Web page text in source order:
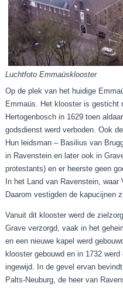
Luchtfoto Emmaüsklooster
Op de plek van het huidige
Emmaüs. Het klooster is gesticht
Hertogenbosch in 1629 toen
godsdienst werd verboden. Ook
Hun leidsman – Basilius van
in Ravenstein en later ook in
protestants) en er heerste geen
In het Land van Ravenstein,
Daarom vestigden de kapucijnen
Vanuit dit klooster werd de
Grave verzorgd, vaak in het
en een nieuwe kapel werd
klooster gebouwd en in 1732
ingewijd. In de gevel ervan
Palts-Neuburg, de heer van